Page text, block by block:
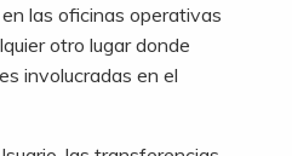
las oficinas operativas
otro lugar donde
involucradas en el